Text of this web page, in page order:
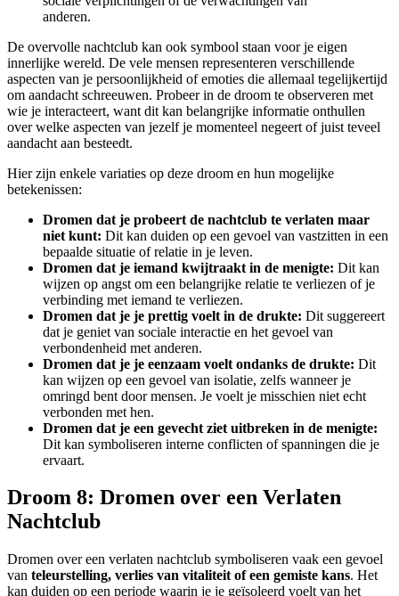
anderen.
De overvolle nachtclub kan ook symbool staan voor je eigen
innerlijke wereld. De vele mensen representeren verschillende
aspecten van je persoonlijkheid of emoties die allemaal tegelijkertijd
om aandacht schreeuwen. Probeer in de droom te observeren met
wie je interacteert, want dit kan belangrijke informatie onthullen
over welke aspecten van jezelf je momenteel negeert of juist teveel
aandacht aan besteedt.
Hier zijn enkele variaties op deze droom en hun mogelijke
betekenissen:
Dromen dat je probeert de nachtclub te verlaten maar
niet kunt: Dit kan duiden op een gevoel van vastzitten in een
bepaalde situatie of relatie in je leven.
Dromen dat je iemand kwijtraakt in de menigte: Dit kan
wijzen op angst om een belangrijke relatie te verliezen of je
verbinding met iemand te verliezen.
Dromen dat je je prettig voelt in de drukte: Dit suggereert
dat je geniet van sociale interactie en het gevoel van
verbondenheid met anderen.
Dromen dat je je eenzaam voelt ondanks de drukte: Dit
kan wijzen op een gevoel van isolatie, zelfs wanneer je
omringd bent door mensen. Je voelt je misschien niet echt
verbonden met hen.
Dromen dat je een gevecht ziet uitbreken in de menigte:
Dit kan symboliseren interne conflicten of spanningen die je
ervaart.
Droom 8: Dromen over een Verlaten
Nachtclub
Dromen over een verlaten nachtclub symboliseren vaak een gevoel
van teleurstelling, verlies van vitaliteit of een gemiste kans. Het
kan duiden op een periode waarin je je geïsoleerd voelt van het